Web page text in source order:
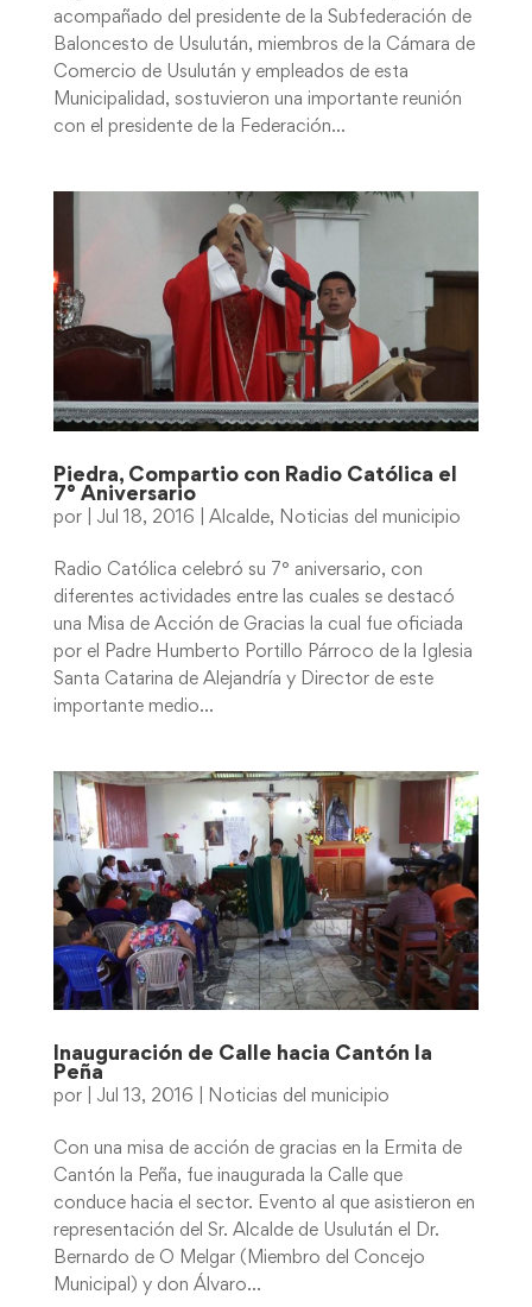
acompañado del presidente de la Subfederación de
Baloncesto de Usulután, miembros de la Cámara de
Comercio de Usulután y empleados de esta
Municipalidad, sostuvieron una importante reunión
con el presidente de la Federación...
Piedra, Compartio con Radio Católica el
7° Aniversario
por Jul 18, 2016 Alcalde, Noticias del municipio
Radio Católica celebró su 7° aniversario, con
diferentes actividades entre las cuales se destacó
una Misa de Acción de Gracias la cual fue oficiada
por el Padre Humberto Portillo Párroco de la Iglesia
Santa Catarina de Alejandría y Director de este
importante medio...
Inauguración de Calle hacia Cantón la
Peña
por Jul 13, 2016 Noticias del municipio
Con una misa de acción de gracias en la Ermita de
Cantón la Peña, fue inaugurada la Calle que
conduce hacia el sector. Evento al que asistieron en
representación del Sr. Alcalde de Usulután el Dr.
Bernardo de O Melgar (Miembro del Concejo
Municipal) y don Álvaro...